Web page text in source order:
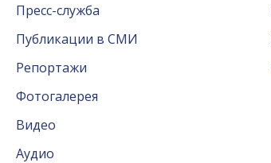
Пресс-служба
Публикации в СМИ
Репортажи
Фотогалерея
Видео
Аудио